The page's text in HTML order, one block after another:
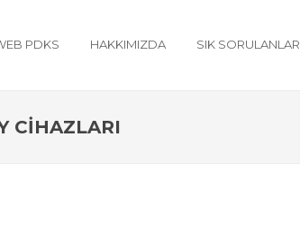
PDKS HAKKIMIZDA SIK SORULANLAR
CIHAZLARI